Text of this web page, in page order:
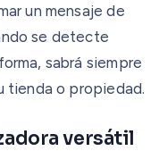
un mensaje de
se detecte
sabrá siempre
tienda o propiedad.
versátil